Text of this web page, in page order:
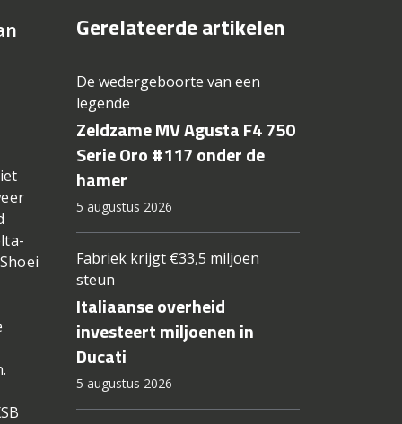
Gerelateerde artikelen
De wedergeboorte van een
legende
Zeldzame MV Agusta F4 750
Serie Oro #117 onder de
hamer
5 augustus 2026
Fabriek krijgt €33,5 miljoen
steun
Italiaanse overheid
investeert miljoenen in
Ducati
5 augustus 2026